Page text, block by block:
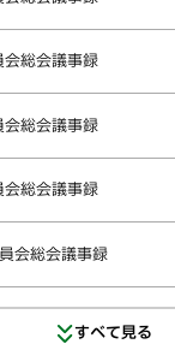
総会議事録
総会議事録
総会議事録
会総会議事録
すべて見る